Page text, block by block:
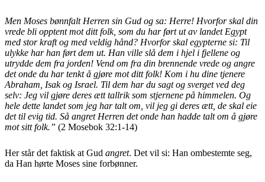
Men Moses bønnfalt Herren sin Gud og sa: Herre! Hvorfor skal din
vrede bli opptent mot ditt folk, som du har ført ut av landet Egypt
med stor kraft og med veldig hånd? Hvorfor skal egypterne si: Til
ulykke har han ført dem ut. Han ville slå dem i hjel i fjellene og
utrydde dem fra jorden! Vend om fra din brennende vrede og angre
det onde du har tenkt å gjøre mot ditt folk! Kom i hu dine tjenere
Abraham, Isak og Israel. Til dem har du sagt og sverget ved deg
selv: Jeg vil gjøre deres ætt tallrik som stjernene på himmelen. Og
hele dette landet som jeg har talt om, vil jeg gi deres ætt, de skal eie
det til evig tid. Så angret Herren det onde han hadde talt om å gjøre
mot sitt folk.” (2 Mosebok 32:1-14)
Her står det faktisk at Gud angret. Det vil si: Han ombestemte seg,
da Han hørte Moses sine forbønner.